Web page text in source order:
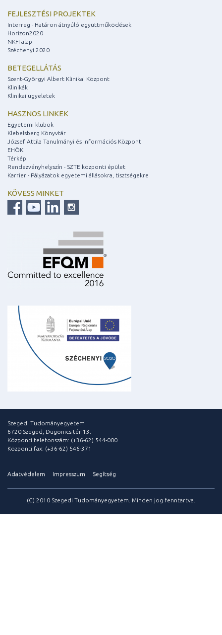
FEJLESZTÉSI PROJEKTEK
Interreg - Határon átnyúló együttműködések
Horizon2020
NKFI alap
Széchenyi 2020
BETEGELLÁTÁS
Szent-Györgyi Albert Klinikai Központ
Klinikák
Klinikai ügyeletek
HASZNOS LINKEK
Egyetemi klubok
Klebelsberg Könyvtár
József Attila Tanulmányi és Információs Központ
EHÖK
Térkép
Rendezvényhelyszín - SZTE központi épület
Karrier - Pályázatok egyetemi állásokra, tisztségekre
KÖVESS MINKET
Szegedi Tudományegyetem
6720 Szeged, Dugonics tér 13.
Központi telefonszám: (+36-62) 544-000
Központi fax: (+36-62) 546-371
Adatvédelem Impresszum Segítség
(C) 2010 Szegedi Tudományegyetem. Minden jog fenntartva.